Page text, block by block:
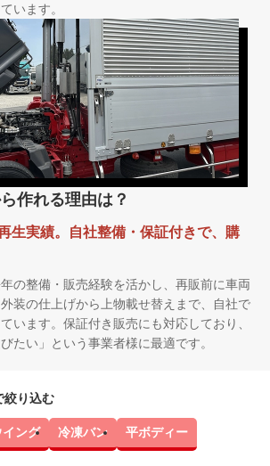
います。
作れる理由は？
生実績。自社整備・保証付きで、購
の整備・販売経験を活かし、再販前に車両
装の仕上げから上物載せ替えまで、自社で
います。保証付き販売にも対応しており、
たい」という事業者様に最適です。
絞り込む
ング 冷凍バン 平ボディー